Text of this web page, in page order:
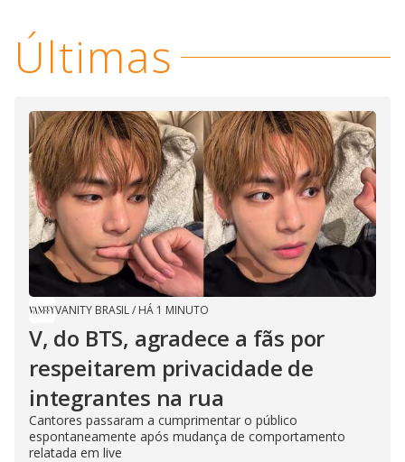
d
e
o
Últimas
VANITY BRASIL/ HÁ 1 MINUTO
V, do BTS, agradece a fãs por
respeitarem privacidade de
integrantes na rua
Cantores passaram a cumprimentar o público
espontaneamente após mudança de comportamento
relatada em live